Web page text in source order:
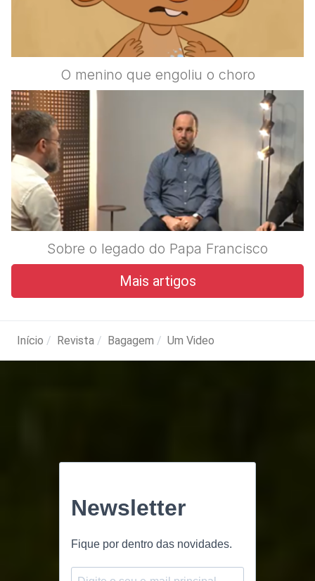
O menino que engoliu o choro
Sobre o legado do Papa Francisco
Mais artigos
Início Revista Bagagem Um Video